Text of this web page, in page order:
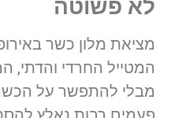
לא פשוטה
מציאת מלון כשר
המטייל החרדי
מבלי להתפשר על